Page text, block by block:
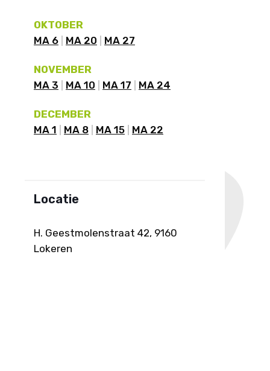
OKTOBER
MA 6
MA 20 MA 27
NOVEMBER
MA 3
MA 10 MA 17 MA 24
DECEMBER
MA 1
MA 8 MA 15 MA 22
Locatie
H. Geestmolenstraat 42, 9160
Lokeren